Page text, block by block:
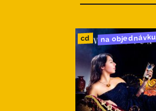
cd na objednávku